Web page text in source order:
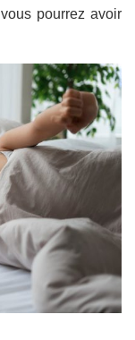
pourrez avoir